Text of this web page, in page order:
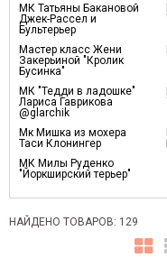
МК Татьяны Бакановой
Джек-Рассел и
Бультерьер
Мастер класс Жени
Закерьиной "Кролик
Бусинка"
МК "Тедди в ладошке"
Лариса Гаврикова
@glarchik
Мк Мишка из мохера
Таси Клонингер
МК Милы Руденко
"Йоркширский терьер"
НАЙДЕНО ТОВАРОВ: 129